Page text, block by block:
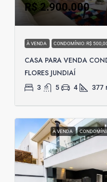
R$ 2.900.000
À VENDA CONDOMÍNIO: R$
CASA PARA VENDA
FLORES JUNDIAÍ
3 5 4 377
À VENDA